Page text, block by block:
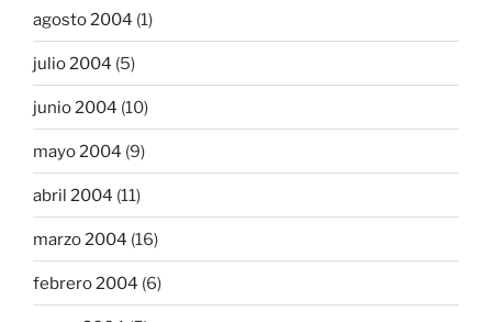
agosto 2004 (1)
julio 2004 (5)
junio 2004 (10)
mayo 2004 (9)
abril 2004 (11)
marzo 2004 (16)
febrero 2004 (6)